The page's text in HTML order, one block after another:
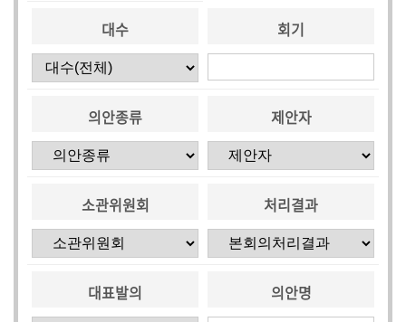
대수 회기
의안종류 제안자
소관위원회 처리결과
대표발의 의안명